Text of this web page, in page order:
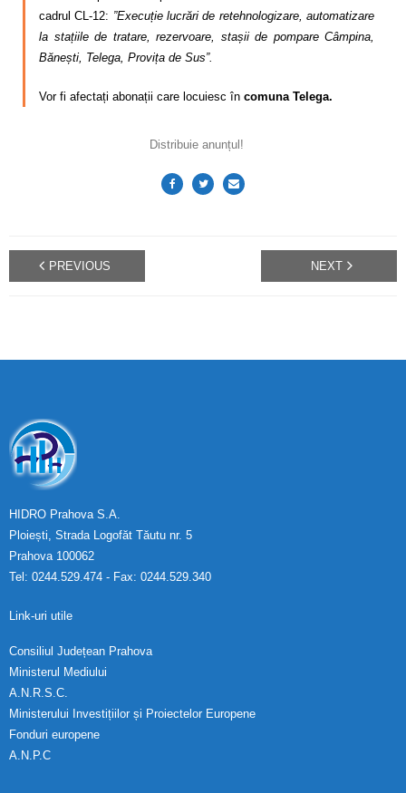
Comunicare
cadrul CL-12: ”Execuție lucrări de retehnologizare, automatizare
la stațiile de tratare, rezervoare, stașii de pompare Câmpina,
Bănești, Telega, Provița de Sus”.
Vor fi afectați abonații care locuiesc în comuna Telega.
Distribuie anunțul!
PREVIOUS NEXT
HIDRO Prahova S.A.
Ploiești, Strada Logofăt Tăutu nr. 5
Prahova 100062
Tel: 0244.529.474 - Fax: 0244.529.340
Link-uri utile
Consiliul Județean Prahova
Ministerul Mediului
A.N.R.S.C.
Ministerului Investițiilor și Proiectelor Europene
Fonduri europene
A.N.P.C